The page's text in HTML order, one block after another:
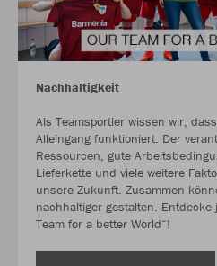
Nachhaltigkeit
Als Teamsportler wissen wir,
Alleingang funktioniert. Der
Ressourcen, gute
Lieferkette und viele weitere
unsere Zukunft. Zusammen
nachhaltiger gestalten. Entdecke
Team for a better World“!